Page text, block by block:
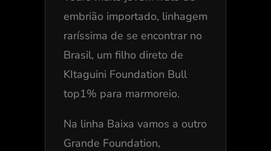
embrião importado, linhagem
raríssima de se encontrar no
Brasil, um filho direto de
KItaguini Foundation Bull
top1% para marmoreio.
Na linha Baixa vamos a outro
Grande Foundation,